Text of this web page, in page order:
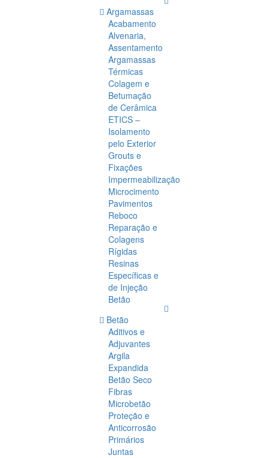
Argamassas
Acabamento
Alvenaria,
Assentamento
Argamassas
Térmicas
Colagem e
Betumação
de Cerâmica
ETICS –
Isolamento
pelo Exterior
Grouts e
Fixações
Impermeabilização
Microcimento
Pavimentos
Reboco
Reparação e
Colagens
Rígidas
Resinas
Específicas e
de Injeção
Betão
Betão
Aditivos e
Adjuvantes
Argila
Expandida
Betão Seco
Fibras
Microbetão
Proteção e
Anticorrosão
Primários
Juntas